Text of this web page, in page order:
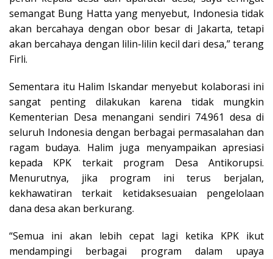
semangat Bung Hatta yang menyebut, Indonesia tidak
akan bercahaya dengan obor besar di Jakarta, tetapi
akan bercahaya dengan lilin-lilin kecil dari desa,” terang
Firli.
Sementara itu Halim Iskandar menyebut kolaborasi ini
sangat penting dilakukan karena tidak mungkin
Kementerian Desa menangani sendiri 74.961 desa di
seluruh Indonesia dengan berbagai permasalahan dan
ragam budaya. Halim juga menyampaikan apresiasi
kepada KPK terkait program Desa Antikorupsi.
Menurutnya, jika program ini terus berjalan,
kekhawatiran terkait ketidaksesuaian pengelolaan
dana desa akan berkurang.
“Semua ini akan lebih cepat lagi ketika KPK ikut
mendampingi berbagai program dalam upaya